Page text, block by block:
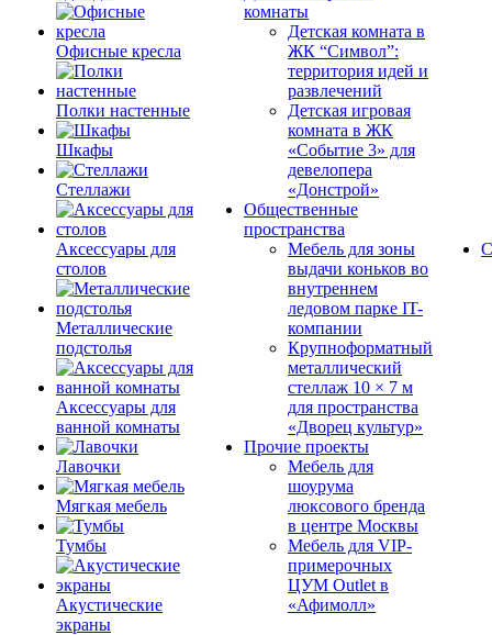
Офисные кресла
Полки настенные
Шкафы
Стеллажи
Аксессуары для
столов
Металлические
подстолья
Аксессуары для
ванной комнаты
Лавочки
Мягкая мебель
Тумбы
Акустические
экраны
комнаты
Детская комната в
ЖК “Символ”:
территория идей и
развлечений
Детская игровая
комната в ЖК
«Событие 3» для
девелопера
«Донстрой»
Общественные
пространства
Мебель для зоны
выдачи коньков во
внутреннем
ледовом парке IT-
компании
Крупноформатный
металлический
стеллаж 10 × 7 м
для пространства
«Дворец культур»
Прочие проекты
Мебель для
шоурума
люксового бренда
в центре Москвы
Мебель для VIP-
примерочных
ЦУМ Outlet в
«Афимолл»